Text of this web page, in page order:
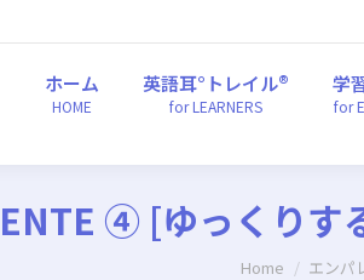
ホーム
HOME
英語耳°トレイル®
for LEARNERS
学
for
④ [ゆっくりす
You are here:
Home エンパ
ホーム 英語耳°トレイル® 学